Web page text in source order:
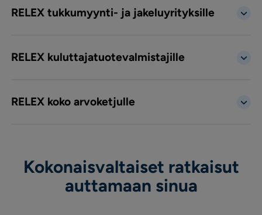
RELEX tukkumyynti- ja jakeluyrityksille
RELEX kuluttajatuotevalmistajille
RELEX koko arvoketjulle
Kokonaisvaltaiset ratkaisut
auttamaan sinua